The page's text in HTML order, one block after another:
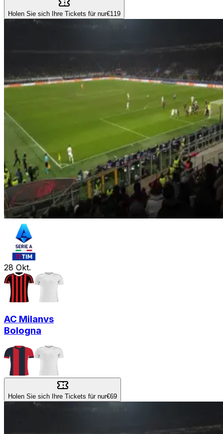
Holen Sie sich Ihre Tickets für nur€119
28 Okt.
AC Milanvs
Bologna
Holen Sie sich Ihre Tickets für nur€69